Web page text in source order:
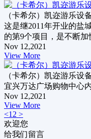
（卡希尔）凯迩游乐设
这是继2011年开业的盐
的第9个项目，是不断加
Nov 12,2021
View More
（卡希尔）凯迩游乐设
宜兴万达广场购物中心
Nov 12,2021
View More
<1 2 >
欢迎您
给我们留言